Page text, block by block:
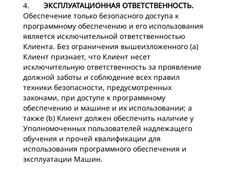
4. ЭКСПЛУАТАЦИОННАЯ ОТВЕТСТВЕННОСТЬ.
Обеспечение только безопасного доступа к
программному обеспечению и его использования
является исключительной ответственностью
Клиента. Без ограничения вышеизложенного (a)
Клиент признает, что Клиент несет
исключительную ответственность за проявление
должной заботы и соблюдение всех правил
техники безопасности, предусмотренных
законами, при доступе к программному
обеспечению и машине и их использовании; а
также (b) Клиент должен обеспечить наличие у
Уполномоченных пользователей надлежащего
обучения и прочей квалификации для
использования программного обеспечения и
эксплуатации Машин.